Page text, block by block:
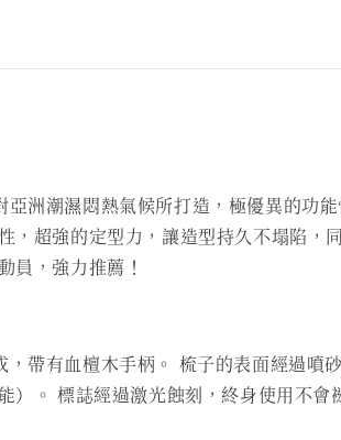
洲潮濕悶熱氣候所打造，極優異的功
，超強的定型力，讓造型持久不塌陷
員，強力推薦！
有血檀木手柄。 梳子的表面經過噴
。 標誌經過激光蝕刻，終身使用不會